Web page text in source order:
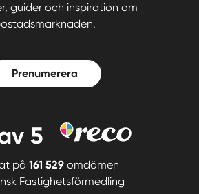
guider och inspiration om
Prenumerera
5
på 161 529 omdömen
Fastighetsförmedling